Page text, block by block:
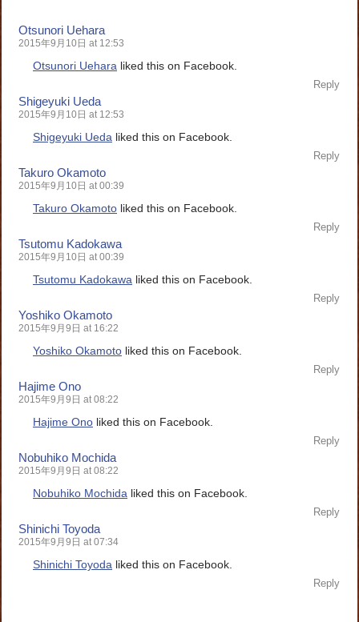
Otsunori Uehara
2015年9月10日 at 12:53
Otsunori Uehara liked this on Facebook.
Reply
Shigeyuki Ueda
2015年9月10日 at 12:53
Shigeyuki Ueda liked this on Facebook.
Reply
Takuro Okamoto
2015年9月10日 at 00:39
Takuro Okamoto liked this on Facebook.
Reply
Tsutomu Kadokawa
2015年9月10日 at 00:39
Tsutomu Kadokawa liked this on Facebook.
Reply
Yoshiko Okamoto
2015年9月9日 at 16:22
Yoshiko Okamoto liked this on Facebook.
Reply
Hajime Ono
2015年9月9日 at 08:22
Hajime Ono liked this on Facebook.
Reply
Nobuhiko Mochida
2015年9月9日 at 08:22
Nobuhiko Mochida liked this on Facebook.
Reply
Shinichi Toyoda
2015年9月9日 at 07:34
Shinichi Toyoda liked this on Facebook.
Reply